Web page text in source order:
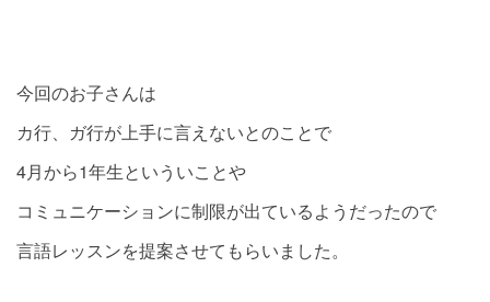
今回のお子さんは
カ行、ガ行が上手に言えないとのことで
4月から1年生といういことや
コミュニケーションに制限が出ているようだったので
言語レッスンを提案させてもらいました。